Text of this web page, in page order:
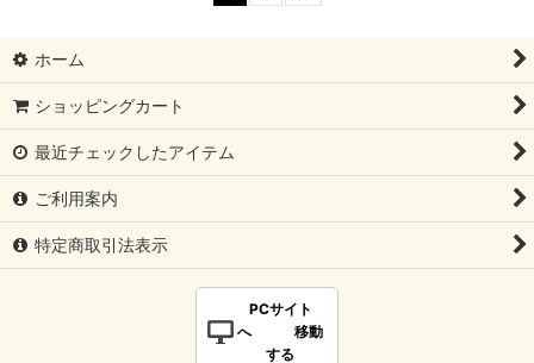
ホーム
ショッピングカート
最近チェックしたアイテム
ご利用案内
特定商取引法表示
PCサイト
へ 移動
する